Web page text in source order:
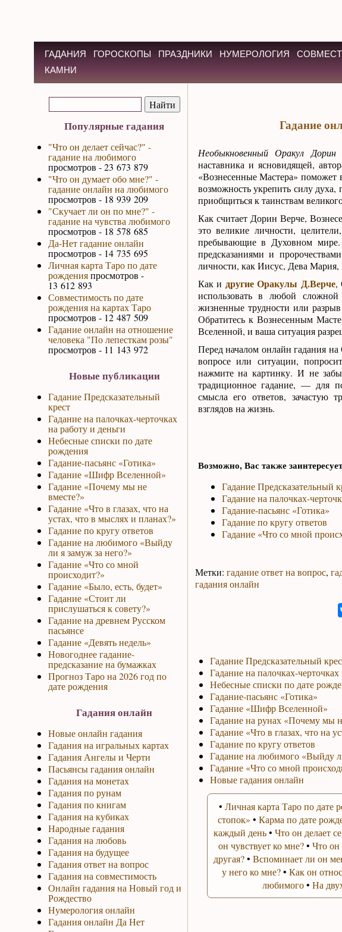
ГАДАНИЯ ГОРОСКОПЫ ПРАЗДНИКИ НУМЕРОЛОГИЯ
КАМНИ
Популярные гадания
"Что он делает сейчас?" -
гадание на любимого
просмотров - 23 673 879
"Что он думает обо мне?" -
гадание онлайн на любимого
просмотров - 18 939 209
"Скучает ли он по мне?" -
гадание на чувства любимого
просмотров - 18 578 685
Да-Нет гадание онлайн
просмотров - 14 735 695
Личная карта Таро по дате
рожденияпросмотров -
13 612 893
Совместимость по дате
рождения на картах Таро
просмотров - 12 487 509
Гадание онлайн на отношение
человека "По лепесткам розы"
просмотров - 11 143 972
Новые публикации
Гадание Предсказательный
крест
Гадание на палочках-черточках
на работу и деньги
Небесные списки по дате
рождения
Гадание-пасьянс «Готика»
Гадание «Шифр Вселенной»
Гадание «Почему мы не
вместе?»
Гадание «Что в глазах, что на
устах, что в мыслях и планах?»
Гадание по кругу ответов
Гадание на любимого «Выйду
ли я замуж за него?»
Гадание «Что со мной
происходит?»
Гадание «Было, есть, будет»
Гадание «Стоит ли
прислушаться к совету?»
Гадание на древнем Русском
пасьянсе
Гадание «Девять недель»
Новогоднее гадание-
предсказание на бумажках
Прогноз Таро на 2026 год по
дате рождения
Гадания онлайн
Новые онлайн гадания
Гадания на игральных картах
Гадания Ангелы и Черти
Пасьянсы гадания онлайн
Гадания на монетах
Гадания по рунам
Гадания по книгам
Гадания на кубиках
Народные гадания
Гадания на любовь
Гадания на будущее
Гадания ответ на вопрос
Гадания на совместимость
Онлайн гадания на Новый год и
Рождество
Нумерология онлайн
Гадания онлайн Да Нет
Гадание
Необыкновенный Оракул
наставника и ясновидящей,
«Вознесенные Мастера»
возможность укрепить силу
приобщиться к таинствам
Как считает Дорин Верче,
это великие личности,
пребывающие в Духовном
предсказаниями и
личности, как Иисус, Дева
Как и другие Оракулы Д.Верче,
использовать в любой
жизненные трудности или
Обратитесь к Вознесенным
Вселенной, и ваша ситуация
Перед началом онлайн гадания
вопросе или ситуации,
нажмите на картинку. И не
традиционное гадание, — для
смысла его ответов, зачастую
взглядов на жизнь.
Возможно, Вас также
Гадание Предсказательный
Гадание на палочках-
Гадание-пасьянс «Готика»
Гадание по кругу ответов
Гадание «Что со мной
Метки: гадание ответ на вопрос,
гадания онлайн
Гадание Предсказательный
Гадание на палочках-
Небесные списки по дате
Гадание-пасьянс «Готика»
Гадание «Шифр Вселенной»
Гадание на рунах «Почему мы
Гадание «Что в глазах, что на
Гадание по кругу ответов
Гадание на любимого «Выйду
Гадание «Что со мной
Новые гадания онлайн
• Личная карта Таро по дате
стопок» • Карма по дате
каждый день• Что он делает
он чувствует ко мне?• Что он
другая?• Вспоминает ли он
у него ко мне?• Как он
любимого• На